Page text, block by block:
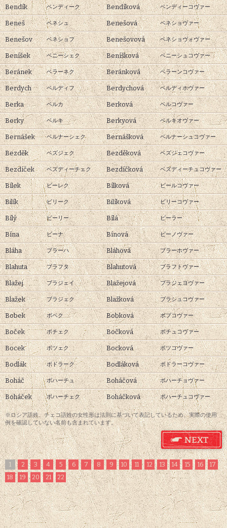
Bendík ベンディーク Bendíková ベンディーコヴァー
Beneš ベネシュ Benešová ベネショヴァー
Benešov ベネショフ Benešovová ベネショヴォヴァー
Beníšek ベニーシェク Beníšková ベニーシュコヴァー
Beránek ベラーネク Beránková ベラーンコヴァー
Berdych ベルディフ Berdychová ベルディホヴァー
Berka ベルカ Berková ベルコヴァー
Berky ベルキ Berkyová ベルキオヴァー
Bernášek ベルナーシェク Bernášková ベルナーシュコヴァー
Bezděk ベズジェク Bezděková ベズジェコヴァー
Bezdíček ベズディーチェク Bezdíčková ベズディーチュコヴァー
Bílek ビーレク Bílková ビールコヴァー
Bilík ビリーク Bilíková ビリーコヴァー
Bílý ビーリー Bílá ビーラー
Bína ビーナ Bínová ビーノヴァー
Bláha ブラーハ Bláhová ブラーホヴァー
Blahuta ブラフタ Blahutová ブラフトヴァー
Blažej ブラジェイ Blažejová ブラジェヨヴァー
Blažek ブラジェク Blažková ブラシュコヴァー
Bobek ボベク Bobková ボプコヴァー
Boček ボチェク Bočková ボチュコヴァー
Bocek ボツェク Bocková ボツコヴァー
Bodlák ボドラーク Bodláková ボドラーコヴァー
Boháč ボハーチュ Boháčová ボハーチョヴァー
Boháček ボハーチェク Boháčková ボハーチュコヴァー
※ロシア語姓、チェコ語姓の女性形は法則に基づいて表記しているため、実際の使用
例を確認していない名前も含まれています。
1 2 3 4 5 6 7 8 9 10 11 12 13 14 15 16
17
18
19 20 21 22